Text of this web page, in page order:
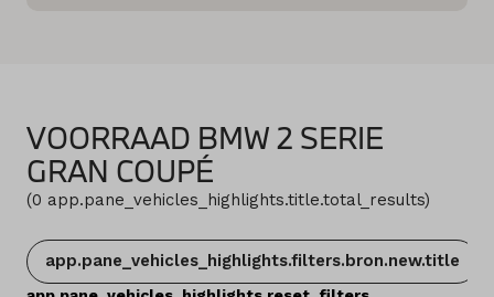
VOORRAAD BMW 2 SERIE
GRAN COUPÉ
(0 app.pane_vehicles_highlights.title.total_results)
app.pane_vehicles_highlights.filters.bron.new.title